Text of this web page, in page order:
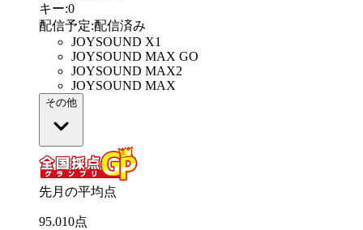
キー:0
配信予定:配信済み
JOYSOUND X1
JOYSOUND MAX GO
JOYSOUND MAX2
JOYSOUND MAX
その他
先月の平均点
95.010点